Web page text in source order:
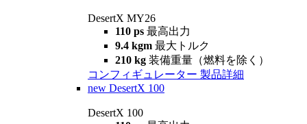
DesertX MY26
110 ps 最高出力
9.4 kgm 最大トルク
210 kg 装備重量（燃料を除く）
コンフィギュレーター 製品詳細
new DesertX 100
DesertX 100